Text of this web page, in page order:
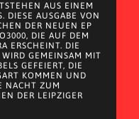
AUS EINEM
DIESE AUSGABE VON
DER NEUEN EP
DIE AUF DEM
ERSCHEINT. DIE
GEMEINSAM MIT
GEFEIERT, DIE
KOMMEN UND
NACHT ZUM
DER LEIPZIGER